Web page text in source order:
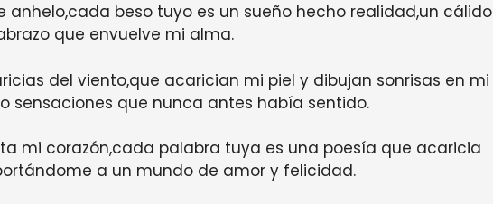
anhelo,cada beso tuyo es un sueño hecho realidad,un cálido
que envuelve mi alma.
del viento,que acarician mi piel y dibujan sonrisas en mi
sensaciones que nunca antes había sentido.
mi corazón,cada palabra tuya es una poesía que acaricia
a un mundo de amor y felicidad.